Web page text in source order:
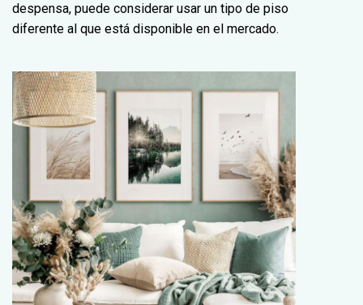
despensa, puede considerar usar un tipo de piso
diferente al que está disponible en el mercado.